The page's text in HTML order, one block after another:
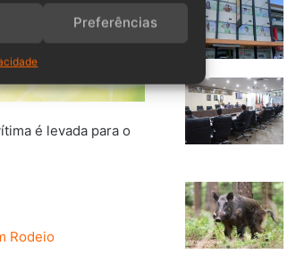
Preferências
é levada para o
Rodeio